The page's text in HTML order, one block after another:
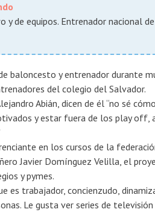
y de equipos. Entrenador nacional
baloncesto y entrenador durante
del colegio del Salvador.
Abián, dicen de él “no sé
y estar fuera de los play
en los cursos de la
Javier Domínguez Velilla, el
y pymes.
es trabajador, concienzudo,
Le gusta ver series de